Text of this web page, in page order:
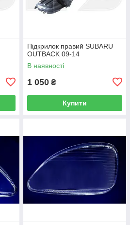
Підкрилок правий SUBARU
OUTBACK 09-14
В наявності
1 050 ₴
Купити